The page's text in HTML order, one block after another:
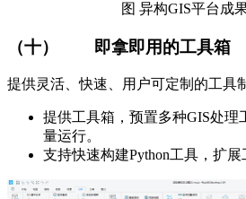
图 异构GIS平台成
（十） 即拿即用的工具箱
提供灵活、快速、用户可定制的工具
提供工具箱，预置多种GIS处理
量运行。
支持快速构建Python工具，扩展